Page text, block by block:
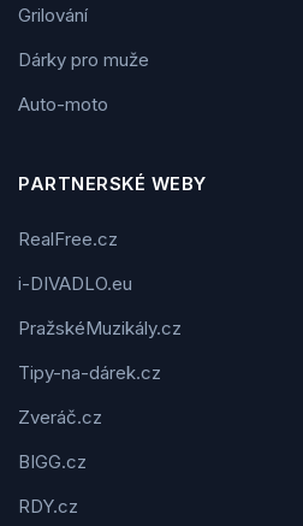
Grilování
Dárky pro muže
Auto-moto
PARTNERSKÉ WEBY
RealFree.cz
i-DIVADLO.eu
PražskéMuzikály.cz
Tipy-na-dárek.cz
Zveráč.cz
BIGG.cz
RDY.cz